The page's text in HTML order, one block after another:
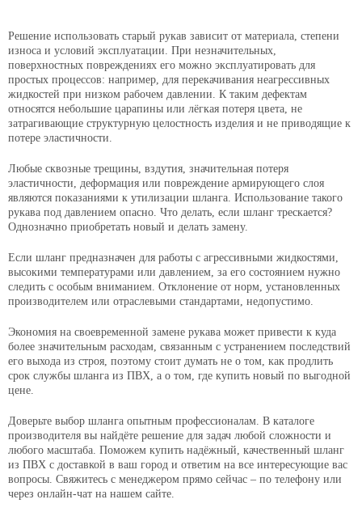
Решение использовать старый рукав зависит от материала, степени
износа и условий эксплуатации. При незначительных,
поверхностных повреждениях его можно эксплуатировать для
простых процессов: например, для перекачивания неагрессивных
жидкостей при низком рабочем давлении. К таким дефектам
относятся небольшие царапины или лёгкая потеря цвета, не
затрагивающие структурную целостность изделия и не приводящие к
потере эластичности.
Любые сквозные трещины, вздутия, значительная потеря
эластичности, деформация или повреждение армирующего слоя
являются показаниями к утилизации шланга. Использование такого
рукава под давлением опасно. Что делать, если шланг трескается?
Однозначно приобретать новый и делать замену.
Если шланг предназначен для работы с агрессивными жидкостями,
высокими температурами или давлением, за его состоянием нужно
следить с особым вниманием. Отклонение от норм, установленных
производителем или отраслевыми стандартами, недопустимо.
Экономия на своевременной замене рукава может привести к куда
более значительным расходам, связанным с устранением последствий
его выхода из строя, поэтому стоит думать не о том, как продлить
срок службы шланга из ПВХ, а о том, где купить новый по выгодной
цене.
Доверьте выбор шланга опытным профессионалам. В каталоге
производителя вы найдёте решение для задач любой сложности и
любого масштаба. Поможем купить надёжный, качественный шланг
из ПВХ с доставкой в ваш город и ответим на все интересующие вас
вопросы. Свяжитесь с менеджером прямо сейчас – по телефону или
через онлайн-чат на нашем сайте.